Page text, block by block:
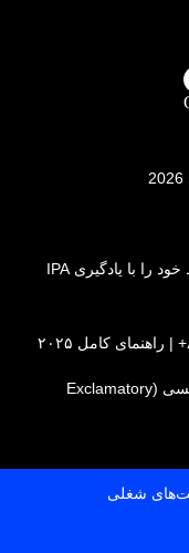
راهنمای جامع فونتیک انگلیسی: چگونه تلفظ خود را با یادگیری IPA
آموزش جامع ساختار جملات تعجبی در انگلیسی (Exclamatory
شغلی